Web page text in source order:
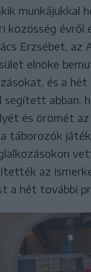
munkájukkal
közösség évről
Erzsébet, az
elnöke
és a hét
abban,
és örömét
táborozók
az
a hét további